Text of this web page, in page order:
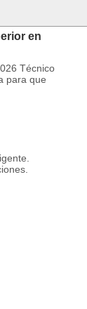
en
Técnico
para que